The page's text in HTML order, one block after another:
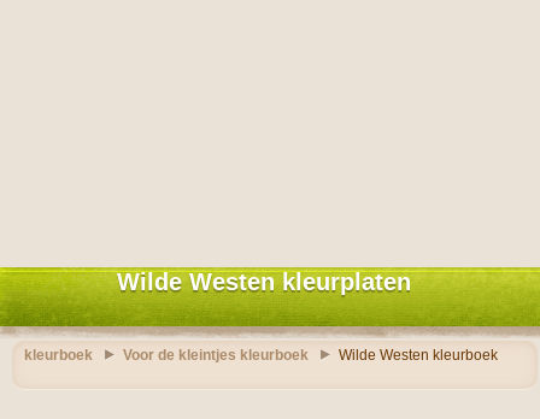
Wilde Westen kleurplaten
kleurboek Voor de kleintjes kleurboek Wilde Westen kleurboek